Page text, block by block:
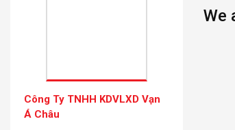
We
Công Ty TNHH KDVLXD Vạn
Á Châu